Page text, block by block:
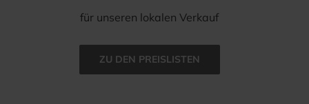
für unse­ren loka­len Verkauf
ZU DEN PREISLISTEN